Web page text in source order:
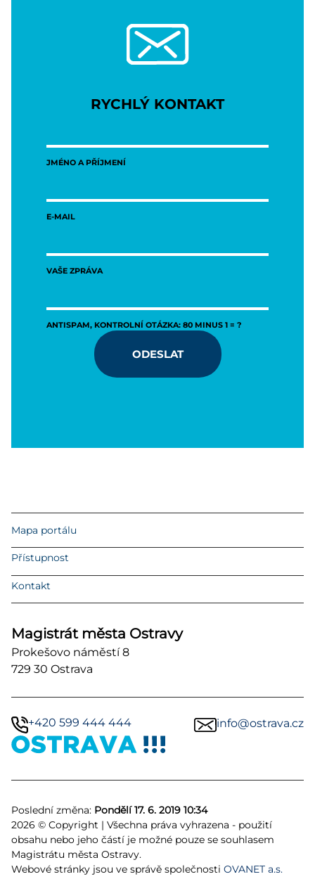
RYCHLÝ KONTAKT
JMÉNO A PŘÍJMENÍ
E-MAIL
VAŠE ZPRÁVA
ANTISPAM, KONTROLNÍ OTÁZKA: 80 MINUS 1 = ?
ODESLAT
Mapa portálu
Přístupnost
Kontakt
Magistrát města Ostravy
Prokešovo náměstí 8
729 30 Ostrava
+420 599 444 444 info@ostrava.cz
Poslední změna: Pondělí 17. 6. 2019 10:34
2026 © Copyright | Všechna práva vyhrazena - použití
obsahu nebo jeho částí je možné pouze se souhlasem
Magistrátu města Ostravy.
Webové stránky jsou ve správě společnosti OVANET a.s.